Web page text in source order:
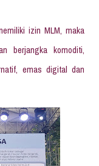
izin MLM, maka
berjangka komoditi,
emas digital dan